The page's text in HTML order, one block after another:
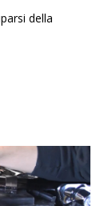
della